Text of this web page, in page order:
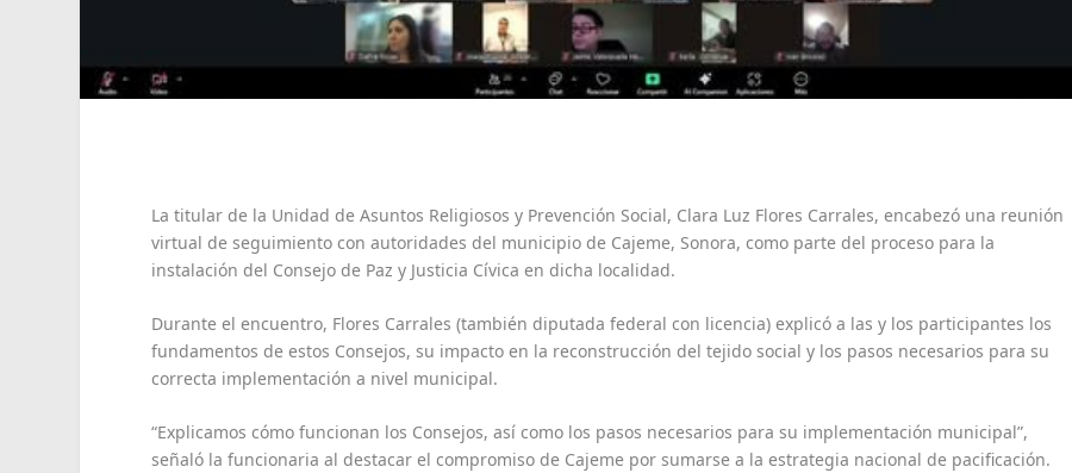
La titular de la Unidad de Asuntos Religiosos y Prevención Social, Clara Luz Flores Carrales, encabezó una reunión
virtual de seguimiento con autoridades del municipio de Cajeme, Sonora, como parte del proceso para la
instalación del Consejo de Paz y Justicia Cívica en dicha localidad.
Durante el encuentro, Flores Carrales (también diputada federal con licencia) explicó a las y los participantes los
fundamentos de estos Consejos, su impacto en la reconstrucción del tejido social y los pasos necesarios para su
correcta implementación a nivel municipal.
“Explicamos cómo funcionan los Consejos, así como los pasos necesarios para su implementación municipal”,
señaló la funcionaria al destacar el compromiso de Cajeme por sumarse a la estrategia nacional de pacificación.